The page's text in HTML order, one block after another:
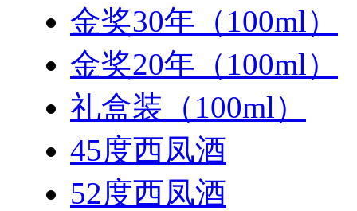
金奖30年（100ml）
金奖20年（100ml）
礼盒装（100ml）
45度西凤酒
52度西凤酒